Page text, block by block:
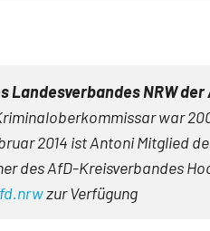
Landesverbandes NRW
war
2014 ist Antoni Mitglied
des AfD-Kreisverbandes
zur Verfügung